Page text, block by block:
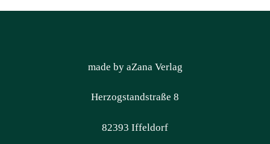
made by aZana Verlag
Herzogstandstraße 8
82393 Iffeldorf